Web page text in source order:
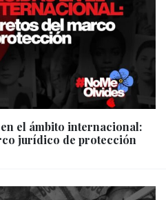
el ámbito internacional:
jurídico de protección